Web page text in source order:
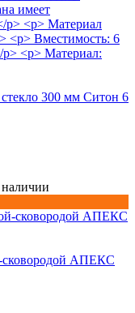
300 мм Ситон 6
сковородой АПЕКС